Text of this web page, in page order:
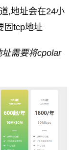
,地址会在24小
固tcp地址
需要将cpolar